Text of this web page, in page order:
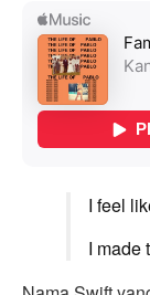
I feel
I made